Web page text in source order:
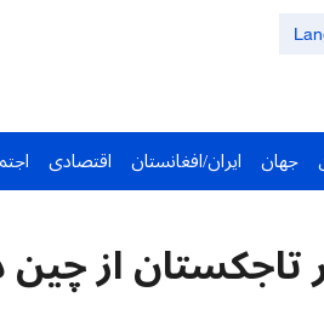
جهان ایران/افغانستان اقتصادی
از چین